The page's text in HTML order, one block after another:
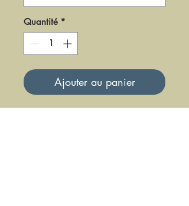
Quantité *
Ajouter au panier